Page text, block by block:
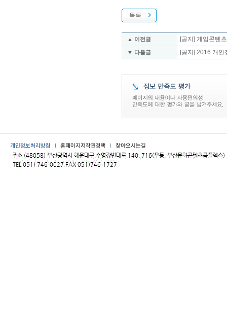
목록
▲ 이전글 [공지] 게임콘텐
▼ 다음글 [공지] 2016 개인